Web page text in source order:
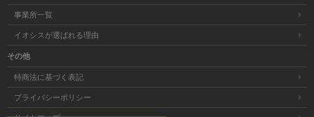
事業所一覧
イオシスが選ばれる理由
その他
特商法に基づく表記
プライバシーポリシー